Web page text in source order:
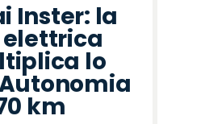
Inster: la
lo
km